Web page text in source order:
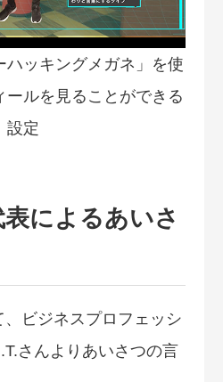
ハッキングメガネ」を使
ールを見ることができる
設定
によるあいさ
ビジネスプロフェッシ
さんよりあいさつの言